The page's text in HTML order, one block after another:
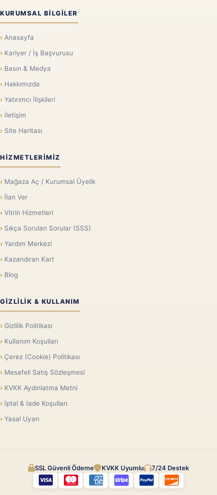
KURUMSAL BILGILER
Anasayfa
Kariyer / İş Başvurusu
Basın & Medya
Hakkımızda
Yatırımcı İlişkileri
İletişim
Site Haritası
HIZMETLERIMIZ
Mağaza Aç / Kurumsal Üyelik
İlan Ver
Vitrin Hizmetleri
Sıkça Sorulan Sorular (SSS)
Yardım Merkezi
Kazandıran Kart
Blog
GIZLILIK & KULLANIM
Gizlilik Politikası
Kullanım Koşulları
Çerez (Cookie) Politikası
Mesafeli Satış Sözleşmesi
KVKK Aydınlatma Metni
İptal & İade Koşulları
Yasal Uyarı
SSL Güvenli Ödeme KVKK Uyumlu 7/24 Destek